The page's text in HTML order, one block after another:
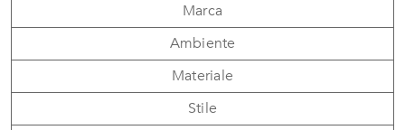
Marca
Ambiente
Materiale
Stile